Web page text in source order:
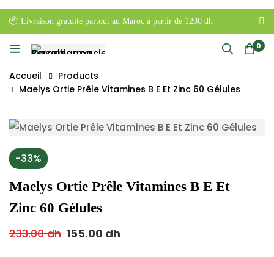
📦 Livraison gratuite partout au Maroc à partir de 1200 dh
0
Accueil
Products
Maelys Ortie Prêle Vitamines B E Et Zinc 60 Gélules
-33%
Maelys Ortie Prêle Vitamines B E Et
Zinc 60 Gélules
233.00dh 155.00 dh